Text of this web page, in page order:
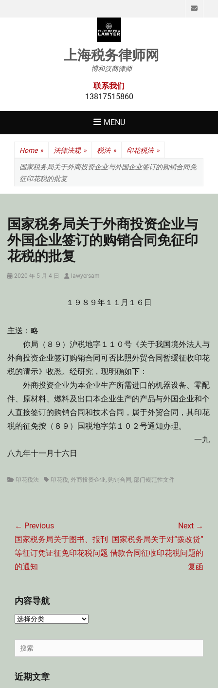
上海税务律师网
博和汉商律师
联系我们
13817515860
MENU
Home » 法律法规 » 税法 » 印花税法 »
国家税务局关于外商投资企业与外国企业签订的购销合同免
征印花税的批复
国家税务局关于外商投资企业与
外国企业签订的购销合同免征印
花税的批复
Posted
2020 年 5 月 4 日 Authorlawyersam
１９８９年１１月１６日
主送：略
你局（８９）沪税地字１１０号《关于我国境外法人与
外商投资企业签订购销合同可否比照外贸合同暂缓征收印花
税的请示》收悉。经研究，现明确如下：
外商投资企业为本企业生产所需进口的机器设备、零配
件、原材料、燃料及出口本企业生产的产品与外国企业和个
人直接签订的购销合同和技术合同，属于外贸合同，其印花
税的征免按（８９）国税地字第１０２号通知办理。
一九
八九年十一月十六日
Categories
印花税法 Tags印花税, 外商投资企业, 购销合同 , 部门规范性文件
章
导
航
← Previous
Previous
post:
国家税务局关于图书、报刊
等征订凭证征免印花税问题
的通知
Next →
Next
post:
国家税务局关于对“拨改贷”
借款合同征收印花税问题的
复函
内容导航
内
导
航
Search
for:
近期文章